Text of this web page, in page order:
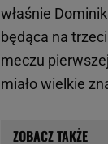
właśnie
będąca na
meczu
miało wielkie